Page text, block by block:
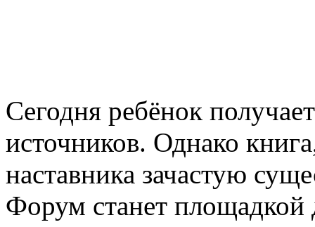
Сегодня ребёнок
источников. Однако
наставника зачастую
Форум станет площадкой